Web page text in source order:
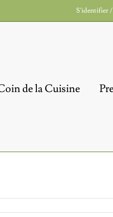
S’identifier
de la Cuisine